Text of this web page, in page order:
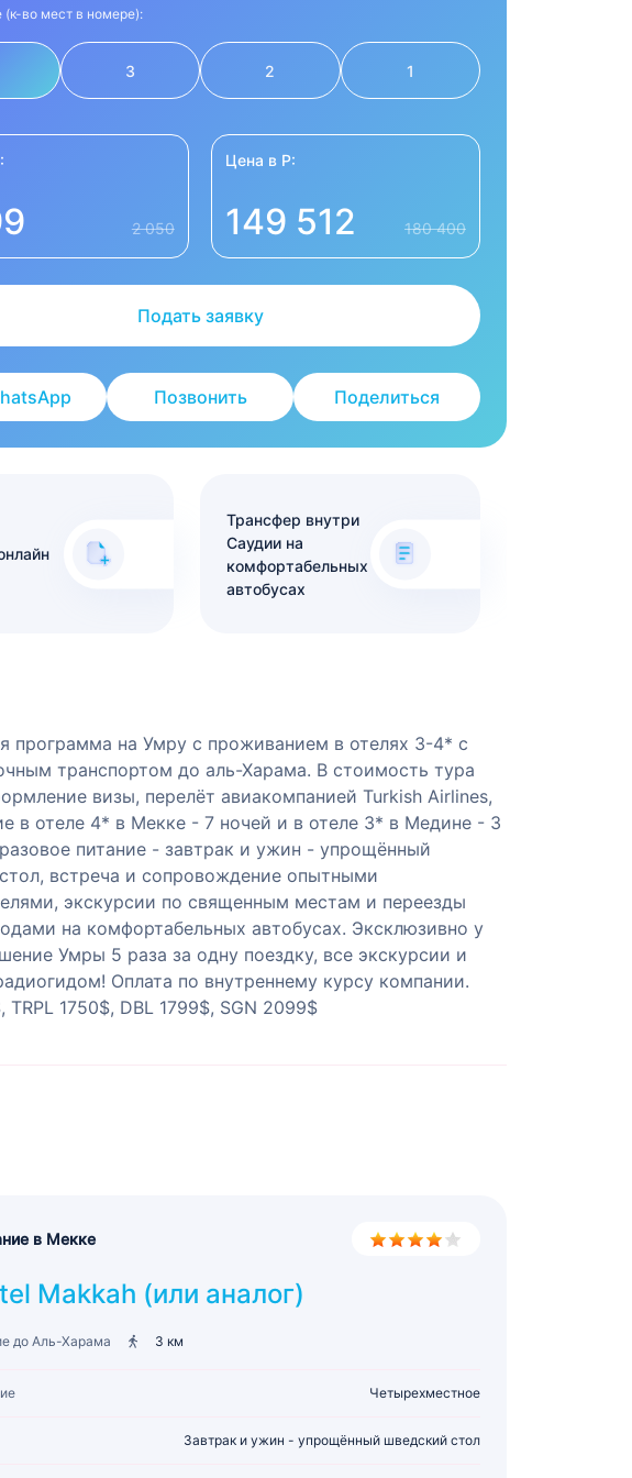
во мест в номере):
3 2 1
2 050
Цена в Р:
180 400
149 512
Подать заявку
Позвонить Поделиться
Трансфер внутри
Саудии на
комфортабельных
автобусах
программа на Умру с проживанием в отелях 3-4* с
транспортом до аль-Харама. В стоимость тура
визы, перелёт авиакомпанией Turkish Airlines,
в отеле 4* в Мекке - 7 ночей и в отеле 3* в Медине - 3
питание - завтрак и ужин - упрощённый
встреча и сопровождение опытными
экскурсии по священным местам и переезды
на комфортабельных автобусах. Эксклюзивно у
Умры 5 раза за одну поездку, все экскурсии и
Оплата по внутреннему курсу компании.
TRPL 1750$, DBL 1799$, SGN 2099$
в Мекке
Makkah (или аналог)
до Аль-Харама 3 км
Четырехместное
Завтрак и ужин - упрощённый шведский стол